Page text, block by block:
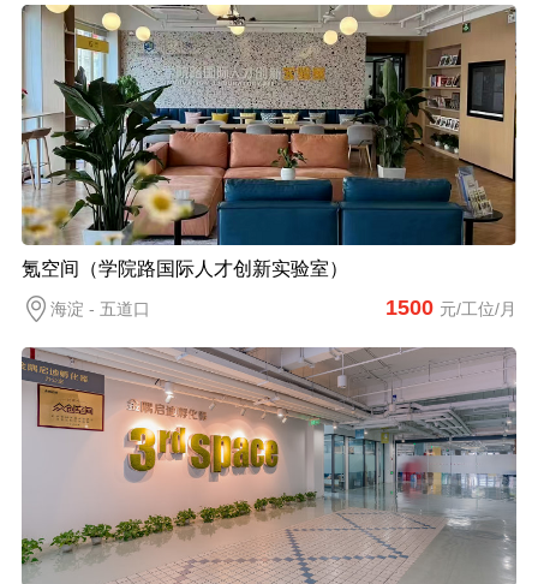
氪空间（学院路国际人才创新实验室）
海淀 - 五道口 1500 元/工位/月